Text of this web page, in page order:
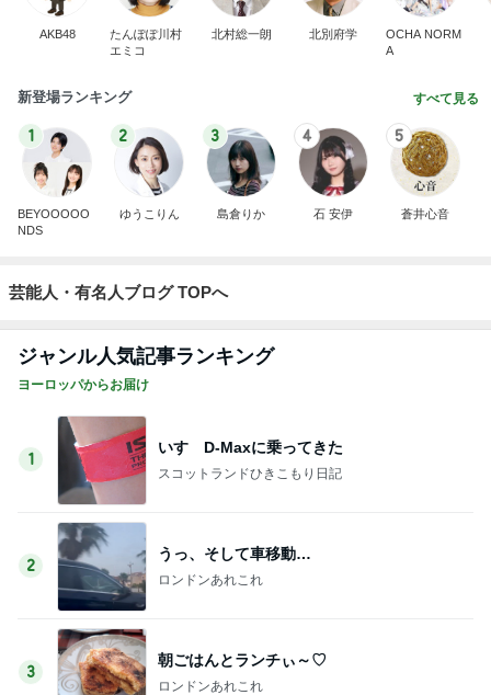
AKB48
たんぽぽ川村
エミコ
北村総一朗 北別府学
OCHA NORM
A
新登場ランキング すべて見る
1
BEYOOOOO
NDS
2
ゆうこりん
3
島倉りか
4
石 安伊
5
蒼井心音
芸能人・有名人ブログ TOPへ
ジャンル人気記事ランキング
ヨーロッパからお届け
1
いすゞD-Maxに乗ってきた
スコットランドひきこもり日記
2
うっ、そして車移動…
ロンドンあれこれ
3
朝ごはんとランチぃ～♡
ロンドンあれこれ